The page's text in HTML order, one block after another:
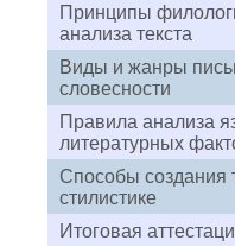
Принципы
анализа текста
Виды и жанры
словесности
Правила анализа
литературных
Способы создания
стилистике
Итоговая